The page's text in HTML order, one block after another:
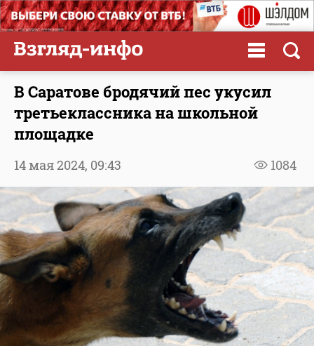
В Саратове бродячий пес укусил
третьеклассника на школьной
площадке
1084
14 мая 2024, 09:43